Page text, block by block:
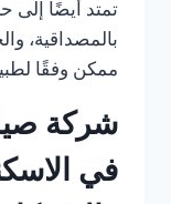
تمتد أيضًا إلى
بالمصداقية،
ممكن وفقًا
في